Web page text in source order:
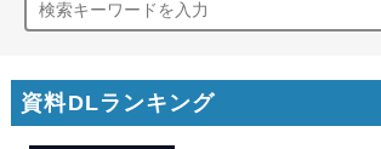
資料DLランキング